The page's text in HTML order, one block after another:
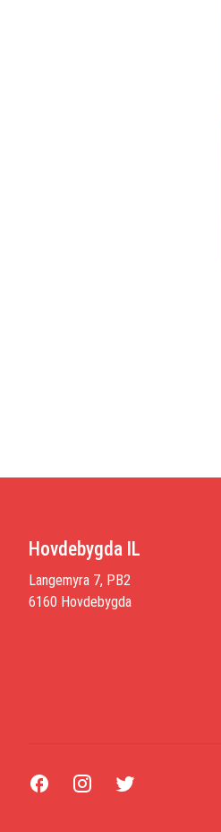
Hovdebygda IL
Langemyra 7, PB2
6160 Hovdebygda